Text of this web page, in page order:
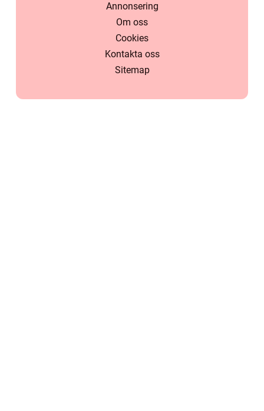
Annonsering
Om oss
Cookies
Kontakta oss
Sitemap